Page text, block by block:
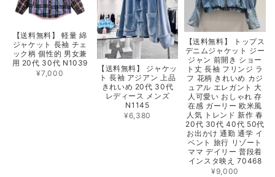
【送料無料】 軽量 綿
ジャケット 長袖 チェ
ック柄 個性的 男女兼
用 20代 30代 N1039
¥7,000
【送料無料】 ジャケッ
ト 長袖 アジアン 上品
きれいめ 20代 30代
レディース メンズ
N1145
¥6,380
【送料無料】 トップス
デニムジャケット ジー
ジャン 前開き ショー
ト丈 長袖 フリンジ ラ
フ 花柄 きれいめ カジ
ュアル エレガント 大
人可愛い おしゃれ 存
在感 ガーリー 欧米風
人気 トレンド 新作 春
20代 30代 40代 50代
お出かけ 通勤 通学 イ
ベント 旅行 リゾート
ママ デイリー 普段着
インスタ映え 70468
¥9,000